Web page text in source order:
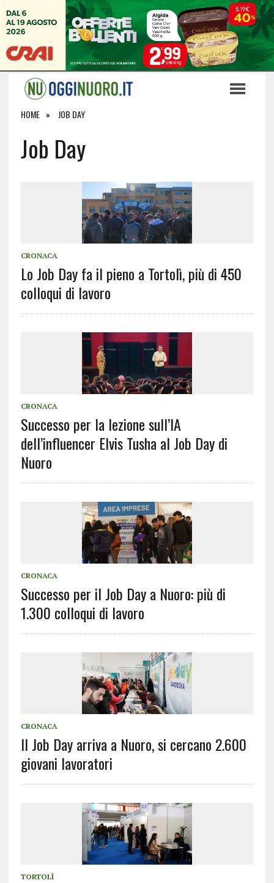
HOME JOB DAY
Job Day
CRONACA
Lo Job Day fa il pieno a Tortolì, più di 450
colloqui di lavoro
CRONACA
Successo per la lezione sull’IA
dell’influencer Elvis Tusha al Job Day di
Nuoro
CRONACA
Successo per il Job Day a Nuoro: più di
1.300 colloqui di lavoro
CRONACA
Il Job Day arriva a Nuoro, si cercano 2.600
giovani lavoratori
TORTOLÌ